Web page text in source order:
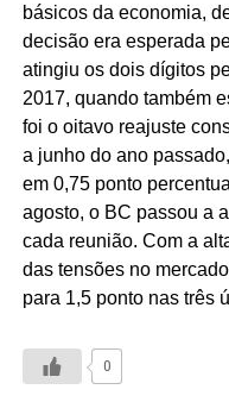
básicos da economia,
decisão era esperada
atingiu os dois dígitos
2017, quando também
foi o oitavo reajuste
a junho do ano
em 0,75 ponto
agosto, o BC passou a
cada reunião. Com a
das tensões no
para 1,5 ponto nas três
0